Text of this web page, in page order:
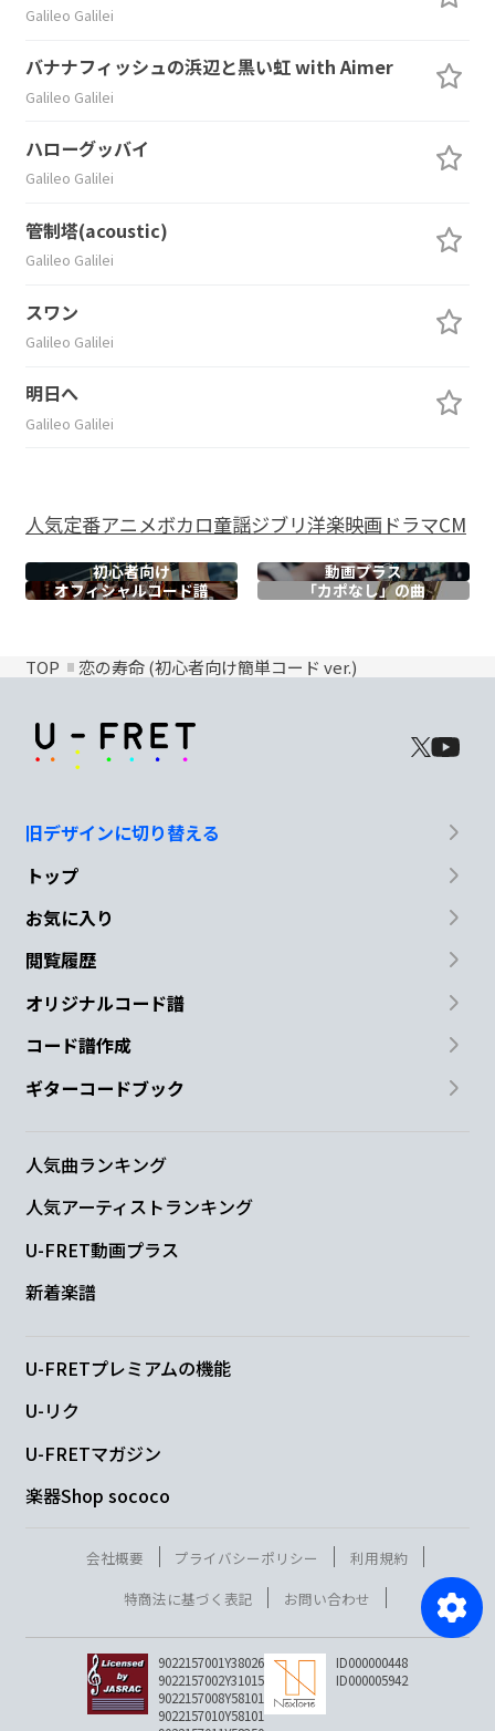
Galileo Galilei
バナナフィッシュの浜辺と黒い虹 with Aimer
Galileo Galilei
ハローグッバイ
Galileo Galilei
管制塔(acoustic)
Galileo Galilei
スワン
Galileo Galilei
明日へ
Galileo Galilei
人気定番アニメボカロ童謡ジブリ洋楽映画ドラマCM
初心者向け
動画プラス
オフィシャルコード譜 「カポなし」の曲
TOP 恋の寿命 (初心者向け簡単コード ver.)
旧デザインに切り替える
トップ
お気に入り
閲覧履歴
オリジナルコード譜
コード譜作成
ギターコードブック
人気曲ランキング
人気アーティストランキング
U-FRET動画プラス
新着楽譜
U-FRETプレミアムの機能
U-リク
U-FRETマガジン
楽器Shop sococo
会社概要 プライバシーポリシー
利用規約
特商法に基づく表記
お問い合わせ
9022157001Y38026
9022157002Y31015
9022157008Y58101
9022157010Y58101
ID000000448
ID000005942